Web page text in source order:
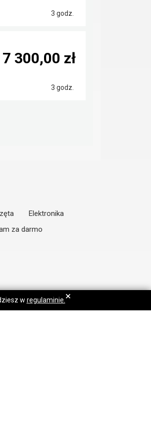
3 godz.
3 godz.
7 300,00 zł
Elektronika
za darmo
w regulaminie. ×